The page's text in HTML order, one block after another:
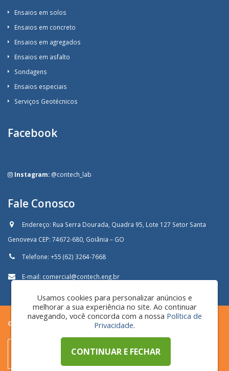
Ensaios em solos
Ensaios em concreto
Ensaios em agregados
Ensaios em asfalto
Sondagens
Ensaios especiais
Serviços Geotécnicos
Facebook
Instagram: @contech_lab
Fale Conosco
Endereço: Rua Serra Dourada, Quadra 95, Lote 127 Setor Santa
Genoveva CEP: 74672-680, Goiânia – GO
Telefone: +55 (62) 3264-7668
E-mail: comercial@contech.eng.br
© Copyright 2024 Contech. Todos os direitos reservados.
Usamos cookies para personalizar anúncios e
melhorar a sua experiência no site. Ao continuar
navegando, você concorda com a nossa Política de
Privacidade.
CONTINUAR E FECHAR